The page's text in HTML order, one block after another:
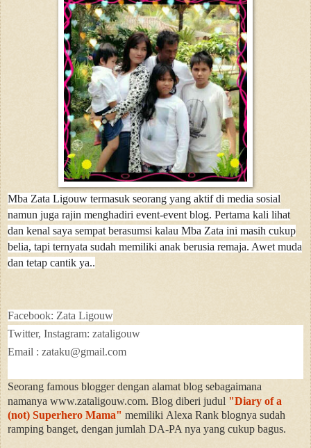
Mba Zata Ligouw termasuk seorang yang aktif di media sosial
namun juga rajin menghadiri event-event blog. Pertama kali lihat
dan kenal saya sempat berasumsi kalau Mba Zata ini masih cukup
belia, tapi ternyata sudah memiliki anak berusia remaja. Awet muda
dan tetap cantik ya..
Facebook: Zata Ligouw
Twitter, Instagram: zataligouw
Email : zataku@gmail.com
Seorang famous blogger dengan alamat blog sebagaimana
namanya www.zataligouw.com. Blog diberi judul "Diary of a
(not) Superhero Mama" memiliki Alexa Rank blognya sudah
ramping banget, dengan jumlah DA-PA nya yang cukup bagus.